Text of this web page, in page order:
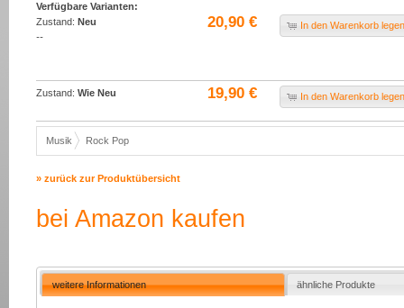
Verfügbare Varianten:
Zustand: Neu
--
20,90 € In den Warenkorb
Zustand: Wie Neu 19,90 € In den Warenkorb
Musik Rock Pop
» zurück zur Produktübersicht
bei Amazon kaufen
weitere Informationen ähnliche Produkte